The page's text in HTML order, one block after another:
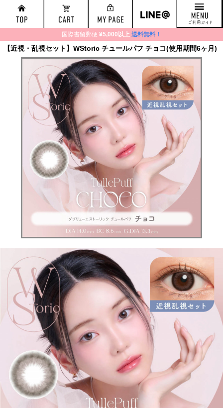
国際書留郵便 ¥5,000以上 送料無料！
【近視・乱視セット】WStoric チュールパフ チョコ(使用期間6ヶ月)